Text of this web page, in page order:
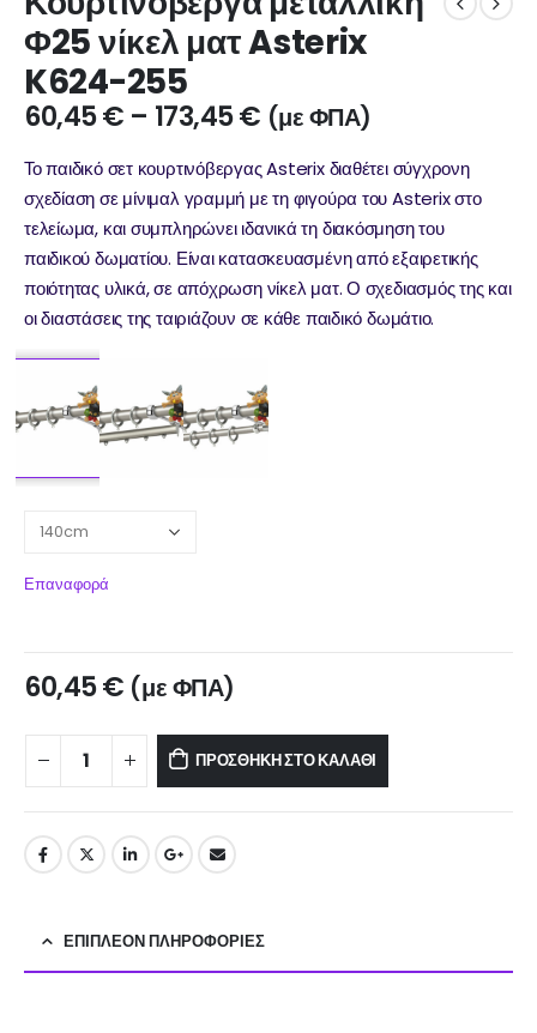
Φ25 νίκελ ματ Asterix
K624-255
60,45€ – 173,45€ (με ΦΠΑ)
Το παιδικό σετ κουρτινόβεργας Asterix διαθέτει σύγχρονη
σχεδίαση σε μίνιμαλ γραμμή με τη φιγούρα του Asterix στο
τελείωμα, και συμπληρώνει ιδανικά τη διακόσμηση του
παιδικού δωματίου. Είναι κατασκευασμένη από εξαιρετικής
ποιότητας υλικά, σε απόχρωση νίκελ ματ. Ο σχεδιασμός της και
οι διαστάσεις της ταιριάζουν σε κάθε παιδικό δωμάτιο.
Επαναφορά
60,45€ (με ΦΠΑ)
ΠΡΟΣΘΉΚΗ ΣΤΟ ΚΑΛΆΘΙ
ΕΠΙΠΛΈΟΝ ΠΛΗΡΟΦΟΡΊΕΣ